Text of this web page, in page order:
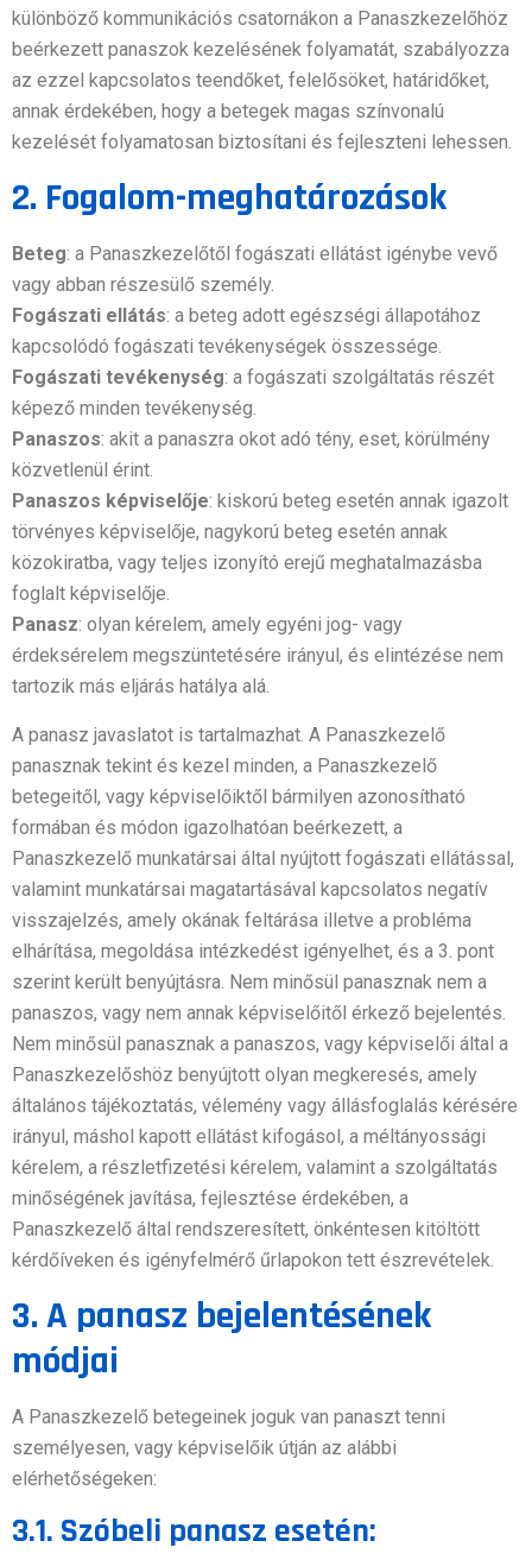
különböző kommunikációs csatornákon a Panaszkezelőhöz
beérkezett panaszok kezelésének folyamatát, szabályozza
az ezzel kapcsolatos teendőket, felelősöket, határidőket,
annak érdekében, hogy a betegek magas színvonalú
kezelését folyamatosan biztosítani és fejleszteni lehessen.
2. Fogalom-meghatározások
Beteg: a Panaszkezelőtől fogászati ellátást igénybe vevő
vagy abban részesülő személy.
Fogászati ellátás: a beteg adott egészségi állapotához
kapcsolódó fogászati tevékenységek összessége.
Fogászati tevékenység: a fogászati szolgáltatás részét
képező minden tevékenység.
Panaszos: akit a panaszra okot adó tény, eset, körülmény
közvetlenül érint.
Panaszos képviselője: kiskorú beteg esetén annak igazolt
törvényes képviselője, nagykorú beteg esetén annak
közokiratba, vagy teljes izonyító erejű meghatalmazásba
foglalt képviselője.
Panasz: olyan kérelem, amely egyéni jog- vagy
érdeksérelem megszüntetésére irányul, és elintézése nem
tartozik más eljárás hatálya alá.
A panasz javaslatot is tartalmazhat. A Panaszkezelő
panasznak tekint és kezel minden, a Panaszkezelő
betegeitől, vagy képviselőiktől bármilyen azonosítható
formában és módon igazolhatóan beérkezett, a
Panaszkezelő munkatársai által nyújtott fogászati ellátással,
valamint munkatársai magatartásával kapcsolatos negatív
visszajelzés, amely okának feltárása illetve a probléma
elhárítása, megoldása intézkedést igényelhet, és a 3. pont
szerint került benyújtásra. Nem minősül panasznak nem a
panaszos, vagy nem annak képviselőitől érkező bejelentés.
Nem minősül panasznak a panaszos, vagy képviselői által a
Panaszkezelőshöz benyújtott olyan megkeresés, amely
általános tájékoztatás, vélemény vagy állásfoglalás kérésére
irányul, máshol kapott ellátást kifogásol, a méltányossági
kérelem, a részletfizetési kérelem, valamint a szolgáltatás
minőségének javítása, fejlesztése érdekében, a
Panaszkezelő által rendszeresített, önkéntesen kitöltött
kérdőíveken és igényfelmérő űrlapokon tett észrevételek.
3. A panasz bejelentésének
módjai
A Panaszkezelő betegeinek joguk van panaszt tenni
személyesen, vagy képviselőik útján az alábbi
elérhetőségeken:
3.1. Szóbeli panasz esetén: